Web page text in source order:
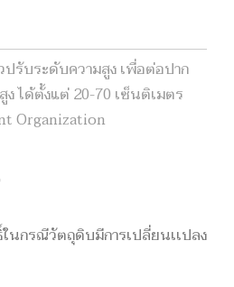
รับระดับความสูง เพื่อต่อปาก
ได้ตั้งแต่ 20-70 เซ็นติเมตร
Organization
ณีวัตถุดิบมีการเปลี่ยนเเปลง